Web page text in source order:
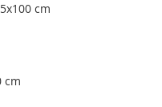
cm
cm